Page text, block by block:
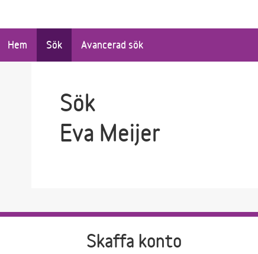
Hem Sök Avancerad sök
Sök
Eva Meijer
Skaffa konto